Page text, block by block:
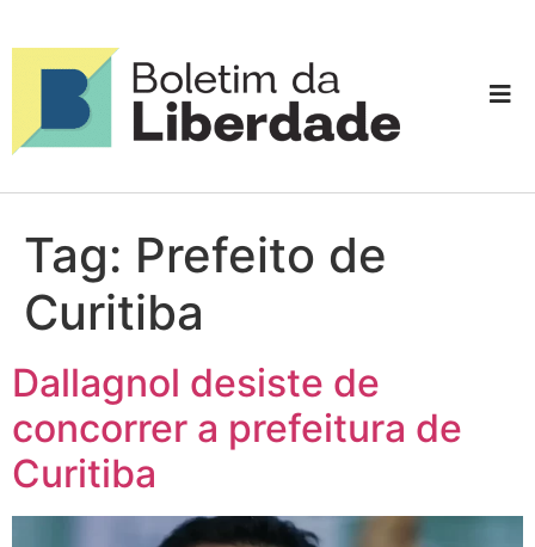
Tag: Prefeito de
Curitiba
Dallagnol desiste de
concorrer a prefeitura de
Curitiba